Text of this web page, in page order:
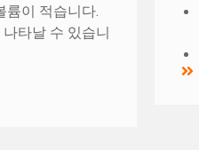
륨이 적습니다.
타날 수 있습니